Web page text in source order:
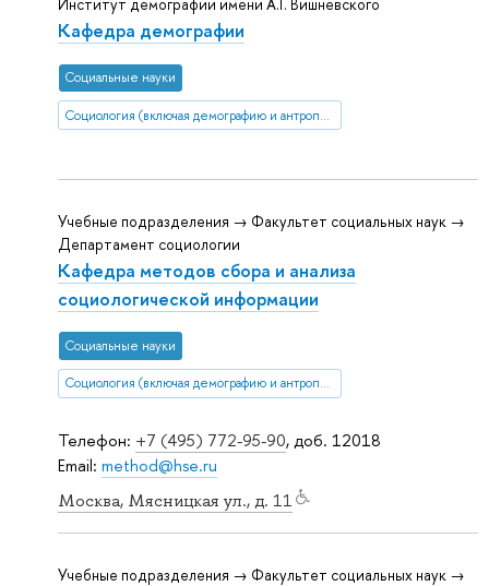
Институт демографии имени А.Г. Вишневского
Кафедра демографии
Социальные науки
Социология (включая демографию и антропологию)
Телефон: +7 (495) 772-95-90, доб. 12018
Email: method@hse.ru
Москва, Мясницкая ул., д. 11
Учебные подразделения → Факультет социальных наук →
Департамент социологии
Кафедра методов сбора и анализа
социологической информации
Социальные науки
Социология (включая демографию и антропологию)
Учебные подразделения → Факультет социальных наук →